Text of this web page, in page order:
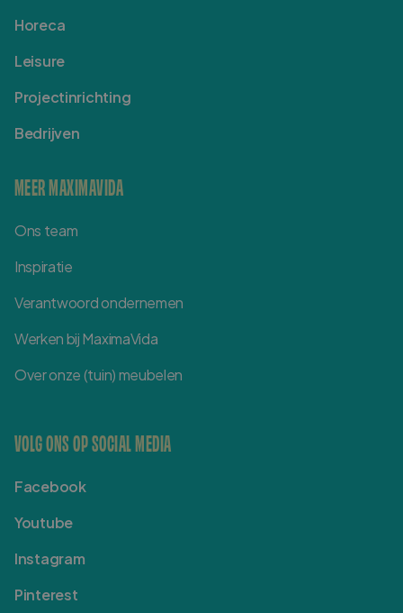
Horeca
Leisure
Projectinrichting
Bedrijven
MEER MAXIMAVIDA
Ons team
Inspiratie
Verantwoord ondernemen
Werken bij MaximaVida
Over onze (tuin) meubelen
VOLG ONS OP SOCIAL MEDIA
Facebook
Youtube
Instagram
Pinterest